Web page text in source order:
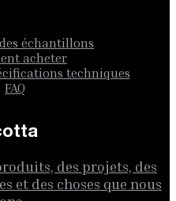
échantillons
acheter
techniques
FAQ
des projets, des
et des choses que nous